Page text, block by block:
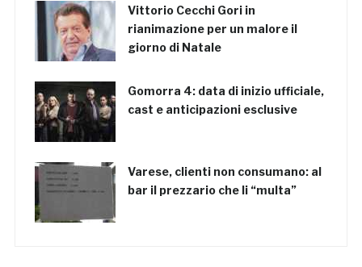
Vittorio Cecchi Gori in
rianimazione per un malore il
giorno di Natale
Gomorra 4: data di inizio ufficiale,
cast e anticipazioni esclusive
Varese, clienti non consumano: al
bar il prezzario che li “multa”